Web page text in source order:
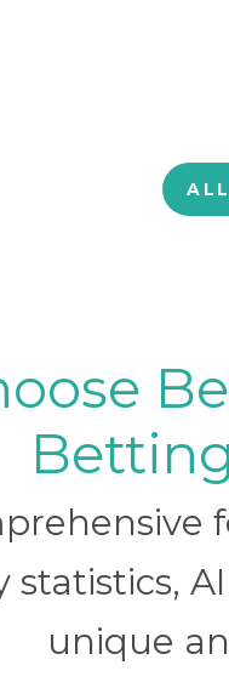
statistics,
unique